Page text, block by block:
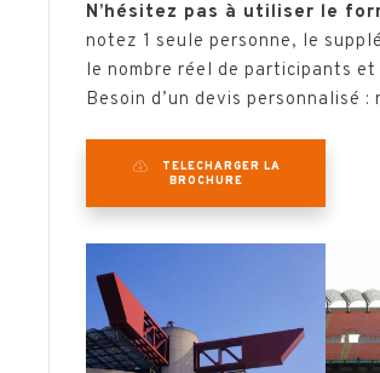
N’hésitez pas à utiliser le
notez 1 seule personne, le
le nombre réel de participants
Besoin d’un devis personnalisé
TELECHARGER LA
BROCHURE